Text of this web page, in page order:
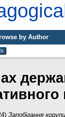
by Author
Запобігання